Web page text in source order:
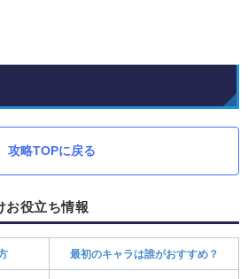
攻略TOPに戻る
お役立ち情報
最初のキャラは誰がおすすめ？